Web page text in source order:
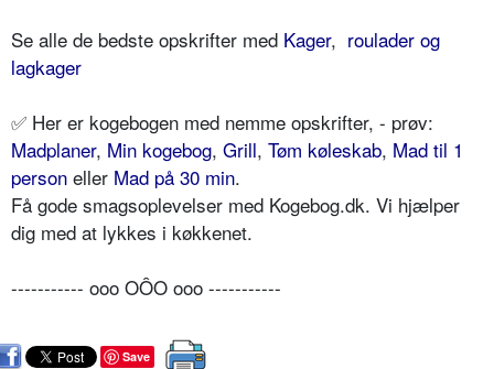
Se alle de bedste opskrifter med Kager, roulader og
lagkager
✅ Her er kogebogen med nemme opskrifter, - prøv:
Madplaner, Min kogebog, Grill, Tøm køleskab, Mad til 1
person eller Mad på 30 min.
Få gode smagsoplevelser med Kogebog.dk. Vi hjælper
dig med at lykkes i køkkenet.
----------- ooo OÔO ooo -----------
Save